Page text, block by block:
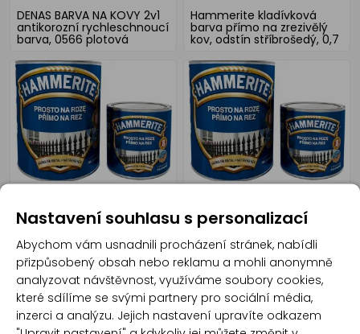
DENAS BARVA NA KOVY 2v1
antikorozní rychleschnoucí
barva, 0566 plotová
zelená, 700 g
Hammerite kladívková
barva přímo na zrezivělý
kov, odstín stříbrošedý, 0,7
barva přímo na zrezivělý
kov, odstín černý, 0,7 l +
0,25 l
barva přímo na zrezivělý
kov, odstín měděný, 0,7 l +
0,25 l
Nastavení souhlasu s personalizací
Abychom vám usnadnili procházení stránek, nabídli
přizpůsobený obsah nebo reklamu a mohli anonymně
analyzovat návštěvnost, využíváme soubory cookies,
které sdílíme se svými partnery pro sociální média,
inzerci a analýzu. Jejich nastavení upravíte odkazem